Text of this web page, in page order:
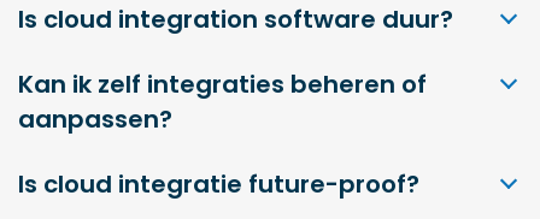
Is cloud integration software duur?
Kan ik zelf integraties beheren of
aanpassen?
Is cloud integratie future-proof?